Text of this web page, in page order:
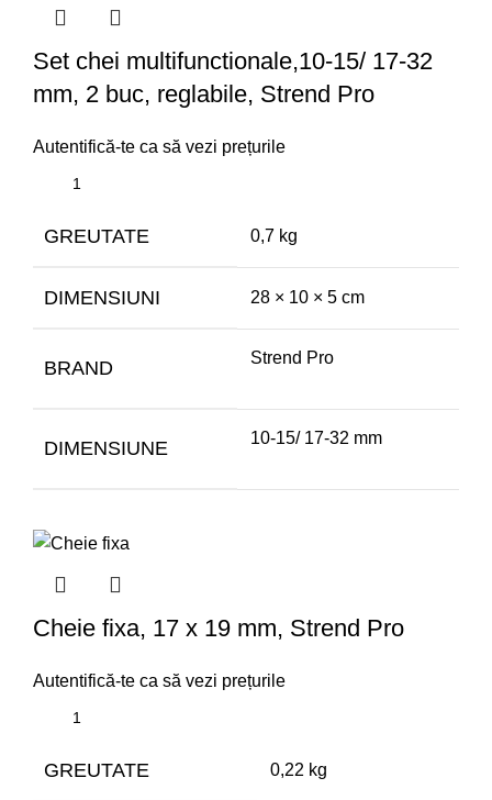
Set chei multifunctionale,10-15/ 17-32
mm, 2 buc, reglabile, Strend Pro
Autentifică-te ca să vezi prețurile
GREUTATE 0,7 kg
DIMENSIUNI 28 × 10 × 5 cm
BRAND Strend Pro
DIMENSIUNE 10-15/ 17-32 mm
Cheie fixa, 17 x 19 mm, Strend Pro
Autentifică-te ca să vezi prețurile
GREUTATE 0,22 kg